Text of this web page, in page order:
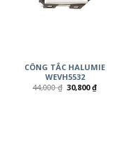
CÔNG TẮC HALUMIE
WEVH5532
44,000₫ 30,800₫